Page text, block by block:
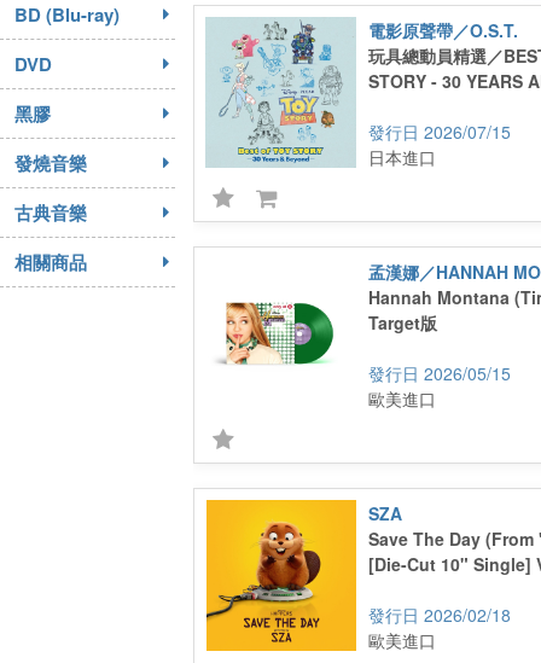
BD (Blu-ray)
DVD
黑膠
發燒音樂
古典音樂
相關商品
電影原聲帶／O.S.T.
玩具總動員精選／
STORY - 30 YEARS
2026/07/15
日本進口
孟漢娜／HANNAH
Hannah Montana
Target版
2026/05/15
歐美進口
SZA
Save The Day
[Die-Cut 10" Single]
2026/02/18
歐美進口